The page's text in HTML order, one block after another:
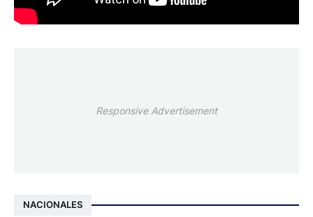
Responsive Advertisement
NACIONALES